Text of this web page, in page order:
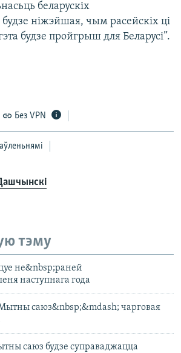
беларускіх
ніжэйшая, чым расейскіх ці
будзе пройгрыш для Беларусі”.
Без VPN
тэму
не&nbsp;раней
наступнага года
саюз&nbsp;&mdash; чарговая
саюз будзе суправаджацца